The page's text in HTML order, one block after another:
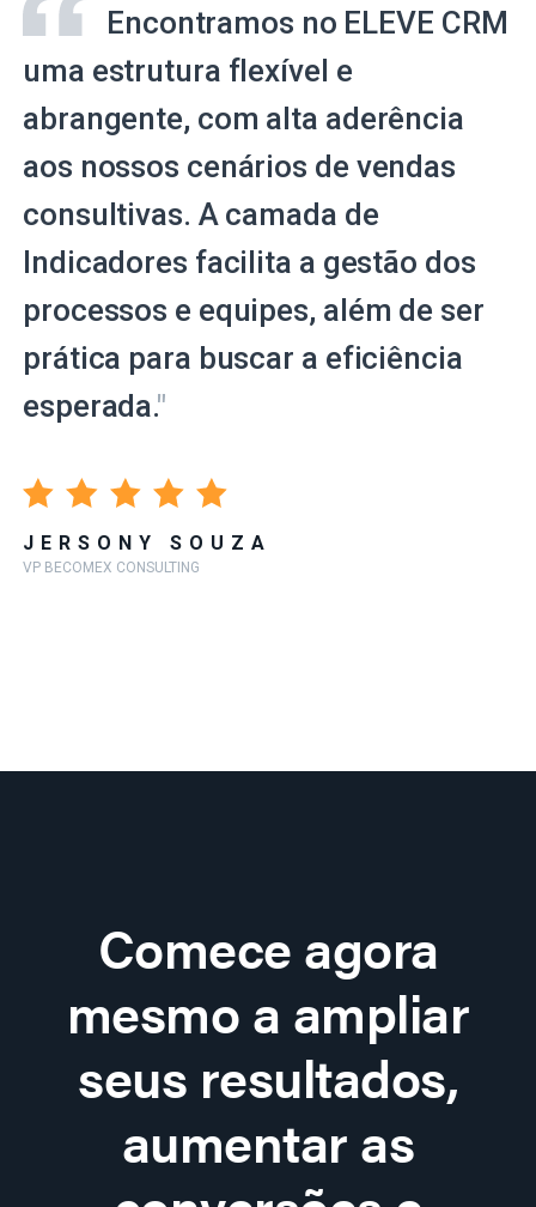
Encontramos no ELEVE CRM
uma estrutura flexível e
abrangente, com alta aderência
aos nossos cenários de vendas
consultivas. A camada de
Indicadores facilita a gestão dos
processos e equipes, além de ser
prática para buscar a eficiência
esperada."
JERSONY SOUZA
VP BECOMEX CONSULTING
Comece agora
mesmo a ampliar
seus resultados,
aumentar as